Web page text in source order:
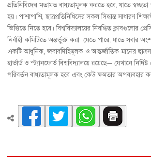
প্রতিনিধিদের মতামত বাধ্যতামূলক করতে হবে, যাতে স্বচ্ছতা
হয়। পাশাপাশি, ছাত্রপ্রতিনিধিদের সকল সিদ্ধান্ত সাধারণ
ভিত্তিতে নিতে হবে। বিশ্ববিদ্যালয়ের নিবন্ধিত ক্লাবগুলোর
নির্বাহী কমিটিতে অন্তর্ভুক্ত করা যেতে পারে, যাতে সবার
একটি আধুনিক, জবাবদিহিমূলক ও আন্তর্জাতিক মানের
হার্ভার্ড ও স্ট্যানফোর্ড বিশ্ববিদ্যালয়ে রয়েছে— যেখানে
পরিবর্তন বাধ্যতামূলক হবে এবং কেউ ক্ষমতার অপব্যবহার